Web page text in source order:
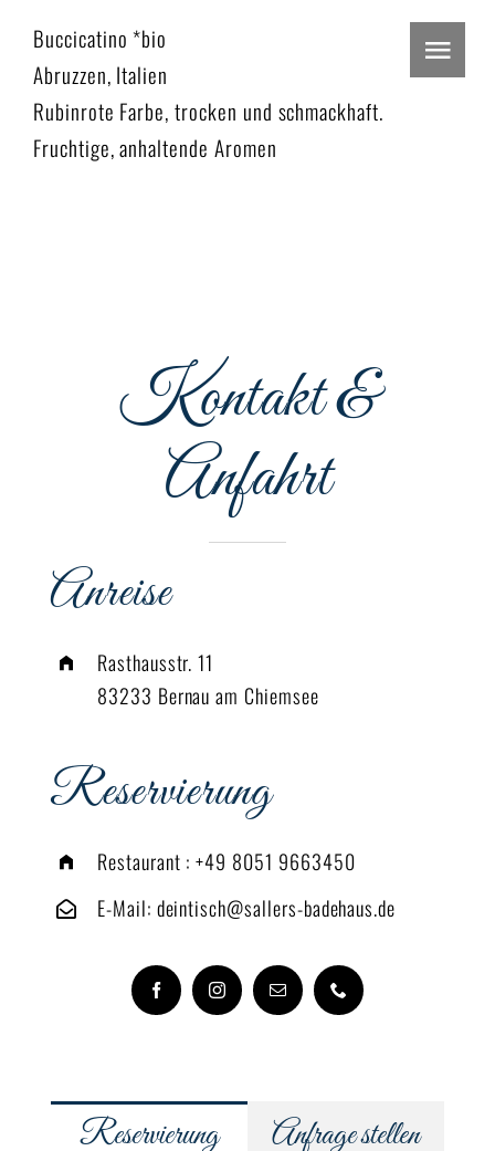
Inhalt
springen
Buccicatino *bio
Abruzzen, Italien
Rubinrote Farbe, trocken und schmackhaft.
Fruchtige, anhaltende Aromen
Kontakt &
Anfahrt
Anreise
Rasthausstr. 11
83233 Bernau am Chiemsee
Reservierung
Restaurant :+49 8051 9663450
E-Mail: deintisch@sallers-badehaus.de
Reservierung Anfrage stellen